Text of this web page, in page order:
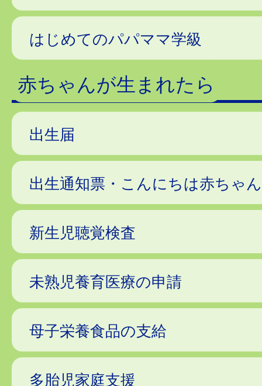
はじめてのパパママ学級
赤ちゃんが生まれたら
出生届
出生通知票・こんにちは赤ちゃ
新生児聴覚検査
未熟児養育医療の申請
母子栄養食品の支給
多胎児家庭支援